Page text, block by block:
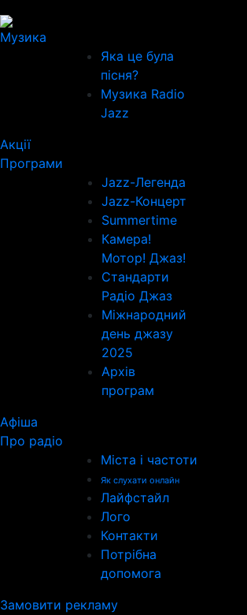
Музика
Яка це була
пісня?
Музика Radio
Jazz
Акції
Програми
Jazz-Легенда
Jazz-Концерт
Summertime
Камера!
Мотор! Джаз!
Стандарти
Радіо Джаз
Міжнародний
день джазу
2025
Архів
програм
Афіша
Про радіо
Міста і частоти
Як слухати онлайн
Лайфстайл
Лого
Контакти
Потрібна
допомога
Замовити рекламу